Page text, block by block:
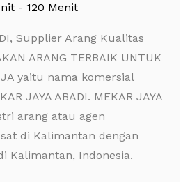
- 120 Menit
Supplier Arang Kualitas
ARANG TERBAIK UNTUK
yaitu nama komersial
JAYA ABADI. MEKAR JAYA
arang atau agen
di Kalimantan dengan
Kalimantan, Indonesia.